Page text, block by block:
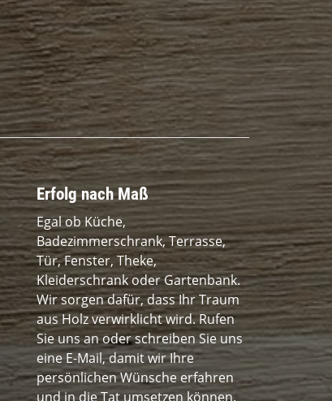
Erfolg nach Maß
Egal ob Küche,
Badezimmerschrank, Terrasse,
Tür, Fenster, Theke,
Kleiderschrank oder Gartenbank.
Wir sorgen dafür, dass Ihr Traum
aus Holz verwirklicht wird. Rufen
Sie uns an oder schreiben Sie uns
eine E-Mail, damit wir Ihre
persönlichen Wünsche erfahren
und in die Tat umsetzen können.